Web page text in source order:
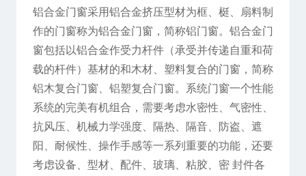
铝合金门窗采用铝合金挤压型材为框、梃、扇料制
作的门窗称为铝合金门窗，简称铝门窗。铝合金门
窗包括以铝合金作受力杆件（承受并传递自重和荷
载的杆件）基材的和木材、塑料复合的门窗，简称
铝木复合门窗、铝塑复合门窗。系统门窗一个性能
系统的完美有机组合，需要考虑水密性、气密性、
抗风压、机械力学强度、隔热、隔音、防盗、遮
阳、耐候性、操作手感等一系列重要的功能，还要
考虑设备、型材、配件、玻璃、粘胶、密 封件各